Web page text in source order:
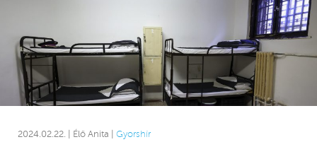
2024.02.22. | Élő Anita | Gyorshír